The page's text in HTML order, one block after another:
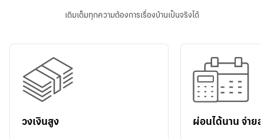
ข้อมูลที่เป็นประโยชน์
เติมเต็มทุกความต้องการเรื่องบ้านเป็นจริงได้
วงเงินสูง ผ่อนได้นาน จ่าย